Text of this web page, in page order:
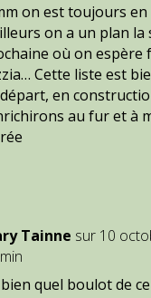
on est toujours en
on a un plan la
où on espère
Cette liste est
en
au fur et à
Tainne sur 10
bien quel boulot de